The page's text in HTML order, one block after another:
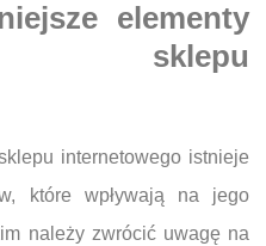
elementy
sklepu
internetowego istnieje
które wpływają na jego
należy zwrócić uwagę na